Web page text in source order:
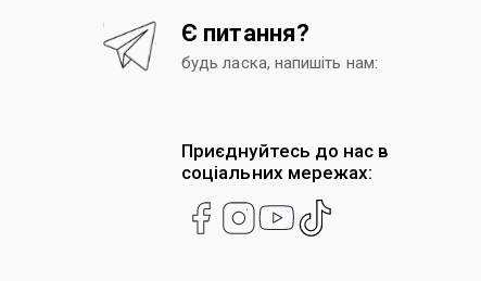
Є питання?
будь ласка, напишіть нам:
Приєднуйтесь до нас в
соціальних мережах: